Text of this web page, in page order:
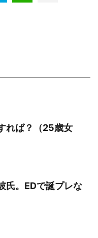
れば？（25歳女
氏。EDで誕プレな